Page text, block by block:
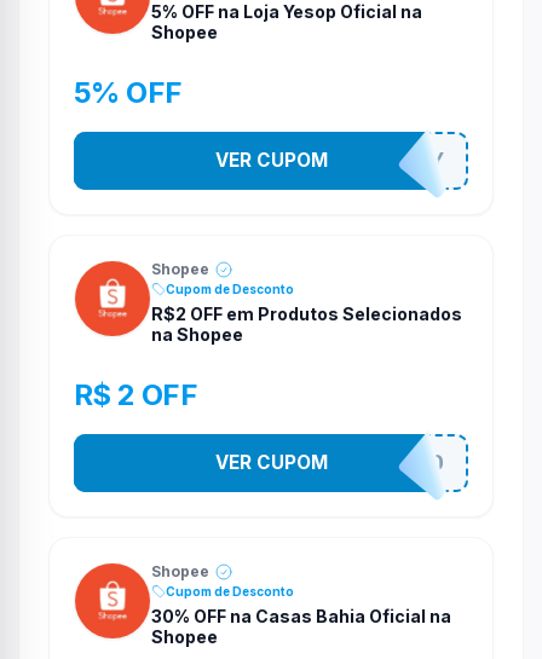
5% OFF na Loja Yesop Oficial na
Shopee
5% OFF
YESO274Y
VER CUPOM
Shopee
Cupom de Desconto
R$2 OFF em Produtos Selecionados
na Shopee
R$ 2 OFF
VNOXVHJFD
VER CUPOM
Shopee
Cupom de Desconto
30% OFF na Casas Bahia Oficial na
Shopee